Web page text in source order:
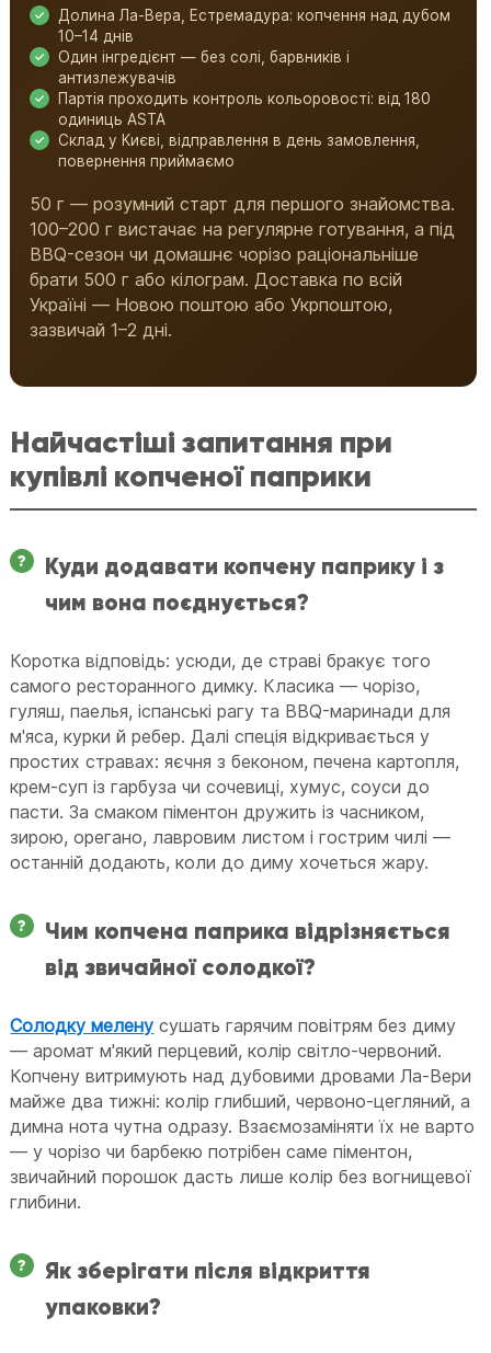
Долина Ла-Вера, Естремадура: копчення над дубом
10–14 днів
Один інгредієнт — без солі, барвників і
антизлежувачів
Партія проходить контроль кольоровості: від 180
одиниць ASTA
Склад у Києві, відправлення в день замовлення,
повернення приймаємо
50 г — розумний старт для першого знайомства.
100–200 г вистачає на регулярне готування, а під
BBQ-сезон чи домашнє чорізо раціональніше
брати 500 г або кілограм. Доставка по всій
Україні — Новою поштою або Укрпоштою,
зазвичай 1–2 дні.
Найчастіші запитання при
купівлі копченої паприки
Куди додавати копчену паприку і з
чим вона поєднується?
Коротка відповідь: усюди, де страві бракує того
самого ресторанного димку. Класика — чорізо,
гуляш, паелья, іспанські рагу та BBQ-маринади для
м'яса, курки й ребер. Далі спеція відкривається у
простих стравах: яєчня з беконом, печена картопля,
крем-суп із гарбуза чи сочевиці, хумус, соуси до
пасти. За смаком піментон дружить із часником,
зирою, орегано, лавровим листом і гострим чилі —
останній додають, коли до диму хочеться жару.
Чим копчена паприка відрізняється
від звичайної солодкої?
Солодку мелену сушать гарячим повітрям без диму
— аромат м'який перцевий, колір світло-червоний.
Копчену витримують над дубовими дровами Ла-Вери
майже два тижні: колір глибший, червоно-цегляний, а
димна нота чутна одразу. Взаємозаміняти їх не варто
— у чорізо чи барбекю потрібен саме піментон,
звичайний порошок дасть лише колір без вогнищевої
глибини.
Як зберігати після відкриття
упаковки?